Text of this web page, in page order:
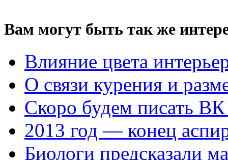
Вам могут быть так же
Влияние цвета
О связи курения и
Скоро будем писать
2013 год — конец
Биологи предсказали